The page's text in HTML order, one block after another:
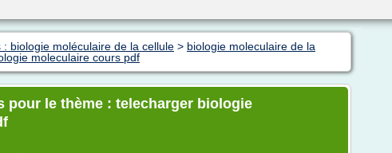
biologie moléculaire de la cellule > biologie moleculaire de la
moleculaire cours pdf
pour le thème : telecharger biologie